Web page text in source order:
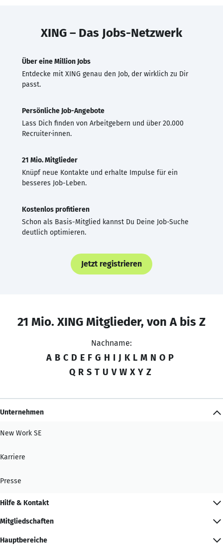
XING – Das Jobs-Netzwerk
Über eine Million Jobs
Entdecke mit XING genau den Job, der wirklich zu Dir
passt.
Persönliche Job-Angebote
Lass Dich finden von Arbeitgebern und über 20.000
Recruiter·innen.
21 Mio. Mitglieder
Knüpf neue Kontakte und erhalte Impulse für ein
besseres Job-Leben.
Kostenlos profitieren
Schon als Basis-Mitglied kannst Du Deine Job-Suche
deutlich optimieren.
Jetzt registrieren
21 Mio. XING Mitglieder, von A bis Z
Nachname:
A B C D E F G H I J K L M N O P
Q R S T U V W X Y Z
Unternehmen
New Work SE
Karriere
Presse
Hilfe & Kontakt
Mitgliedschaften
Hauptbereiche